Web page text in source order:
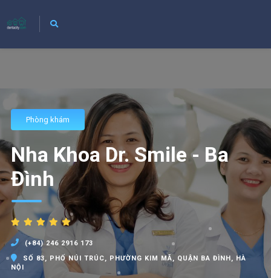
Phòng khám
Nha Khoa Dr. Smile - Ba
Đình
(+84) 246 2916 173
SỐ 83, PHỐ NÚI TRÚC, PHƯỜNG KIM MÃ, QUẬN BA ĐÌNH, HÀ
NỘI